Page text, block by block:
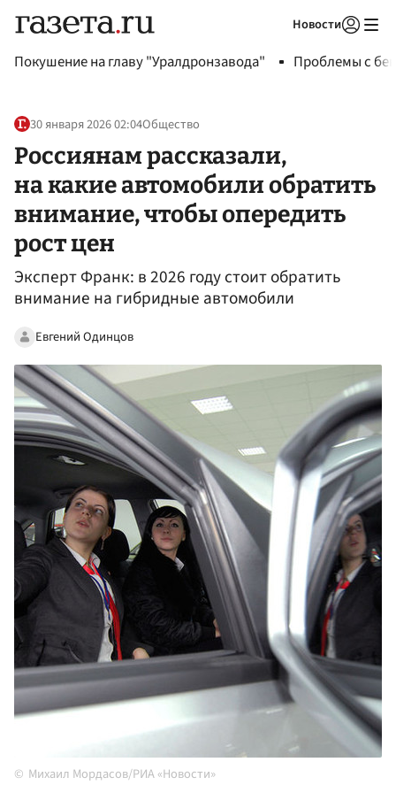
Новости
Покушение на главу "Уралдронзавода" Проблемы с
30 января 2026 02:04Общество
Россиянам рассказали,
на какие автомобили обратить
внимание, чтобы опередить
рост цен
Эксперт Франк: в 2026 году стоит обратить
внимание на гибридные автомобили
Евгений Одинцов
Михаил Мордасов/РИА «Новости»